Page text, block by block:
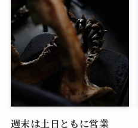
週末は土日ともに営業